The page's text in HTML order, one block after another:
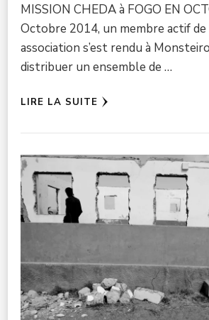
MISSION CHEDA à FOGO EN
Octobre 2014, un membre actif
association s’est rendu à
distribuer un ensemble de …
LIRE LA SUITE